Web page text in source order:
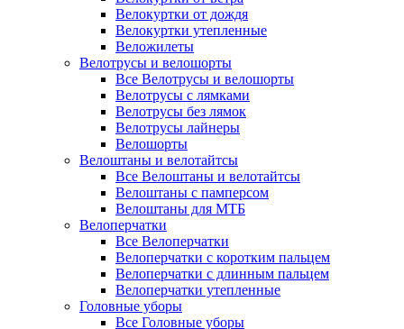
Велокуртки от дождя
Велокуртки утепленные
Веложилеты
Велотрусы и велошорты
Все Велотрусы и велошорты
Велотрусы с лямками
Велотрусы без лямок
Велотрусы лайнеры
Велошорты
Велоштаны и велотайтсы
Все Велоштаны и велотайтсы
Велоштаны с памперсом
Велоштаны для МТБ
Велоперчатки
Все Велоперчатки
Велоперчатки с коротким пальцем
Велоперчатки с длинным пальцем
Велоперчатки утепленные
Головные уборы
Все Головные уборы